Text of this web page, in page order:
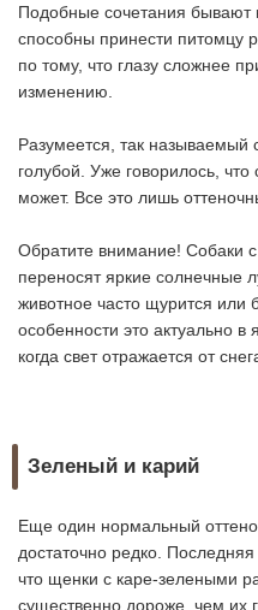
Подобные сочетания бывают
способны принести питомцу
по тому, что глазу сложнее
изменению.
Разумеется, так
голубой. Уже говорилось,
может. Все это лишь
Обратите внимание! Собаки
переносят яркие солнечные
животное часто щурится или
особенности это актуально
когда свет отражается от
Зеленый и карий
Еще один нормальный
достаточно редко.
что щенки с каре-зелеными
существенно дороже, чем их